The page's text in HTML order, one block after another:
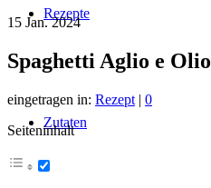
Rezepte
Zutaten
15 Jan. 2024
Spaghetti Aglio e Olio
eingetragen in: Rezept | 0
Seiteninhalt